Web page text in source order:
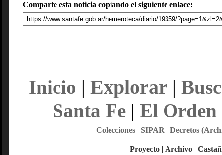
Comparte esta noticia copiando el siguiente enlace:
Inicio | Explorar |
Santa Fe| El Orden
Colecciones| SIPAR | Decretos
Proyecto | Archivo |